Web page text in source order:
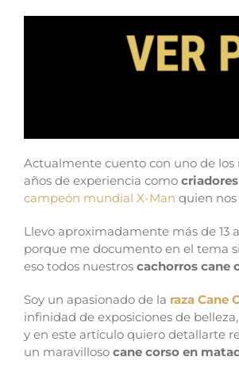
Actualmente cuento con uno de los
años de experiencia como
campeón mundial X-Man quien
Llevo aproximadamente más de 13
porque me documento en el tema
eso todos nuestros cachorros cane
Soy un apasionado de la raza Cane
infinidad de exposiciones de
y en este artículo quiero detallarte
un maravilloso cane corso en